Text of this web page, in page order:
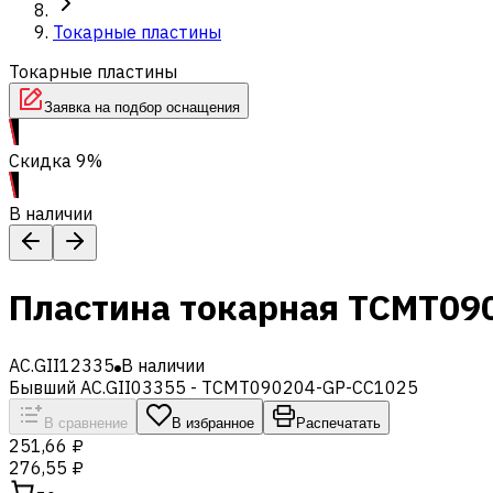
Токарные пластины
Токарные пластины
Заявка на подбор оснащения
Скидка 9%
В наличии
Пластина токарная
AC.GII12335 В наличии
Бывший AC.GII03355 - TCMT090204-GP-CC1025
В сравнение В избранное Распечатать
251,66 ₽
276,55 ₽